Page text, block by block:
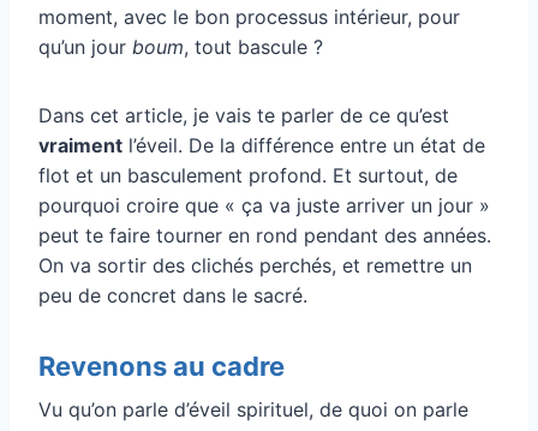
moment, avec le bon processus intérieur, pour
qu’un jour boum, tout bascule ?
Dans cet article, je vais te parler de ce qu’est
vraiment l’éveil. De la différence entre un état de
flot et un basculement profond. Et surtout, de
pourquoi croire que « ça va juste arriver un jour »
peut te faire tourner en rond pendant des années.
On va sortir des clichés perchés, et remettre un
peu de concret dans le sacré.
Revenons au cadre
Vu qu’on parle d’éveil spirituel, de quoi on parle